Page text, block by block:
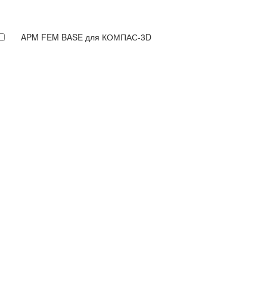
APM FEM BASE для КОМПАС-3D